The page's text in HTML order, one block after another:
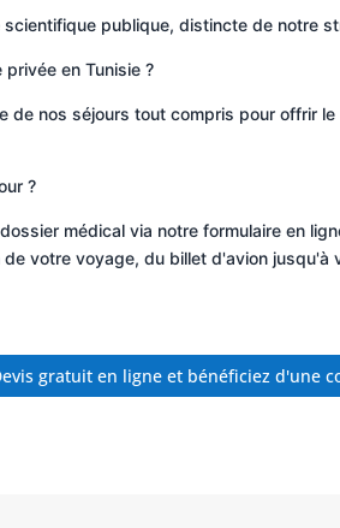
publique, distincte de notre
en Tunisie ?
nos séjours tout compris pour offrir
?
médical via notre formulaire en
votre voyage, du billet d'avion jusqu'à
gratuit en ligne et bénéficiez d'une